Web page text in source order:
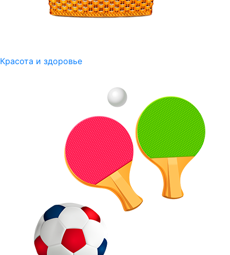
Красота и здоровье